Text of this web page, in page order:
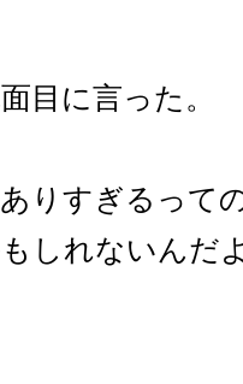
目に言った。
りすぎるって
しれないんだ